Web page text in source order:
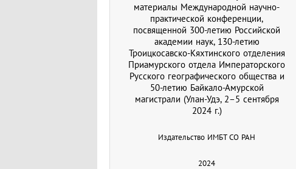
материалы Международной научно-
практической конференции,
посвященной 300-летию Российской
академии наук, 130-летию
Троицкосавско-Кяхтинского отделения
Приамурского отдела Императорского
Русского географического общества и
50-летию Байкало-Амурской
магистрали (Улан-Удэ, 2–5 сентября
2024 г.)
Издательство ИМБТ СО РАН
2024